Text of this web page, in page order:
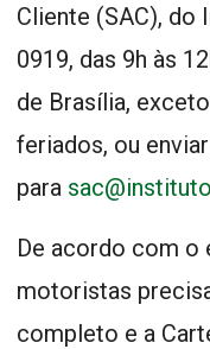
Cliente (SAC), do
0919, das 9h às
de Brasília,
feriados, ou
para
De acordo com o
motoristas
completo e a